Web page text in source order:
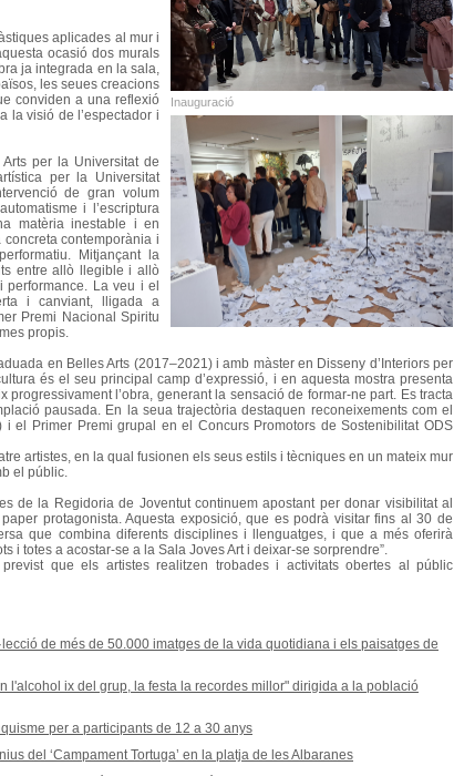
Inauguració
aplicades al mur i
ocasió dos murals
ja integrada en la sala,
les seues creacions
conviden a una reflexió
la visió de l’espectador i
per la Universitat de
per la Universitat
de gran volum
i l’escriptura
matèria inestable i en
contemporània i
Mitjançant la
entre allò llegible i allò
performance. La veu i el
i canviant, lligada a
Premi Nacional Spiritu
propis.
en Belles Arts (2017–2021) i amb màster en Disseny d’Interiors per
és el seu principal camp d’expressió, i en aquesta mostra presenta
l’obra, generant la sensació de formar-ne part. Es tracta
pausada. En la seua trajectòria destaquen reconeixements com el
el Primer Premi grupal en el Concurs Promotors de Sostenibilitat ODS
artistes, en la qual fusionen els seus estils i tècniques en un mateix mur
el públic.
de la Regidoria de Joventut continuem apostant per donar visibilitat al
protagonista. Aquesta exposició, que es podrà visitar fins al 30 de
que combina diferents disciplines i llenguatges, i que a més oferirà
i totes a acostar-se a la Sala Joves Art i deixar-se sorprendre”.
que els artistes realitzen trobades i activitats obertes al públic
de més de 50.000 imatges de la vida quotidiana i els paisatges de
l'alcohol ix del grup, la festa la recordes millor" dirigida a la població
per a participants de 12 a 30 anys
del ‘Campament Tortuga’ en la platja de les Albaranes